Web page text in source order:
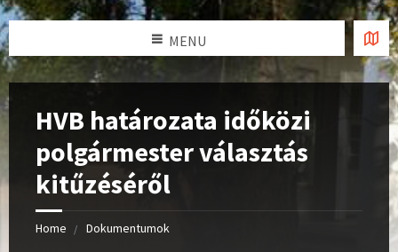
MENU
HVB határozata időközi
polgármester választás
kitűzéséről
Home Dokumentumok